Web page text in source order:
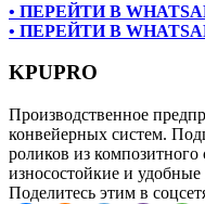
• ПЕРЕЙТИ В
• ПЕРЕЙТИ В
KPUPRO
Производственное
конвейерных систем.
роликов из
износостойкие и
Поделитесь этим в